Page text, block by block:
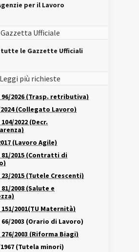
per il Lavoro
Gazzetta Ufficiale
tutte le Gazzette Ufficiali
Leggi più richieste
96/2026 (Trasp. retributiva)
2024 (Collegato Lavoro)
2022 (Decr.
(Lavoro Agile)
81/2015 (Contratti di
23/2015 (Tutele Crescenti)
81/2008 (Salute e
151/2001(TU Maternità)
66/2003 (Orario di Lavoro)
276/2003 (Riforma Biagi)
1967 (Tutela minori)